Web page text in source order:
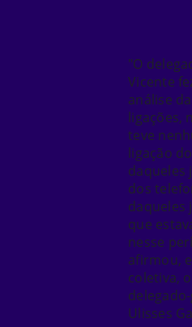
"O
Vicente
análise
ligações,
teve
ligação
daqueles
dos
daqueles
que
nesse
afirmou,
coletiva, o
Ulisses